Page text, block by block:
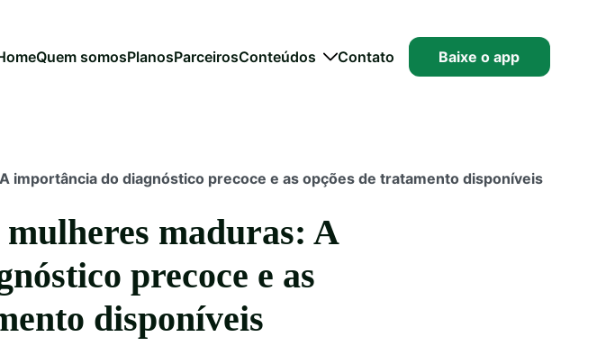
Quem somosPlanosParceirosConteúdos Contato Baixe o app
importância do diagnóstico precoce e as opções de tratamento disponíveis
maduras: A
precoce e as
disponíveis